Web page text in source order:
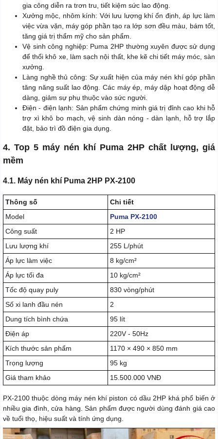
gia công diễn ra trơn tru, tiết kiệm sức lao động.
Xưởng mộc, nhôm kính: Với lưu lượng khí ổn định, áp lực làm
việc vừa vặn, máy góp phần tạo ra lớp sơn đều màu, bám tốt,
tăng giá trị thẩm mỹ cho sản phẩm.
Vệ sinh công nghiệp: Puma 2HP thường xuyên được sử dụng
để thổi khô xe, làm sạch nội thất, khe kẽ chi tiết máy móc, sàn
xưởng.
Làng nghề thủ công: Sự xuất hiện của máy nén khí góp phần
tăng năng suất lao động. Các máy ép, máy dập hoạt động dễ
dàng, giảm sự phụ thuộc vào sức người.
Điện - điện lạnh: Sản phẩm chứng minh giá trị đỉnh cao khi hỗ
trợ xì khô bo mạch, vệ sinh dàn nóng - dàn lạnh, hỗ trợ lắp
đặt, bảo trì đồ điện gia dụng.
4. Top 5 máy nén khí Puma 2HP chất lượng, giá
mềm
4.1. Máy nén khí Puma 2HP PX-2100
Thông số
Chi tiết
Model
Puma PX-2100
Công suất
2 HP
Lưu lượng khí
255 L/phút
Áp lực làm việc
8 kg/cm²
Áp lực tối đa
10 kg/cm²
Tốc độ quay puly
830 vòng/phút
Số xi lanh đầu nén
2
Dung tích bình chứa
95 lít
Điện áp
220V - 50Hz
Kích thước sản phẩm
1170 × 490 × 850 mm
Trọng lượng
95 kg
Giá tham khảo
15.500.000 VNĐ
PX-2100 thuộc dòng máy nén khí piston có dầu 2HP khá phổ biến ở
nhiều gia đình, cửa hàng. Sản phẩm được người dùng đánh giá cao
về tuổi thọ, hiệu suất và tính ứng dụng.